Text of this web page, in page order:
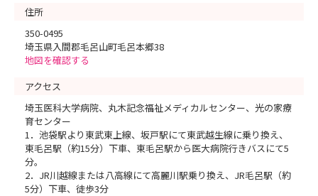
住所
350-0495
埼玉県入間郡毛呂山町毛呂本郷38
地図を確認する
アクセス
埼玉医科大学病院、丸木記念福祉メディカルセンター、光の家療
育センター
1．池袋駅より東武東上線、坂戸駅にて東武越生線に乗り換え、
東毛呂駅（約15分）下車、東毛呂駅から医大病院行きバスにて5
分。
2．JR川越線または八高線にて高麗川駅乗り換え、JR毛呂駅（約
5分）下車、徒歩3分